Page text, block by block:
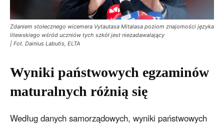
Zdaniem stołecznego wicemera Vytautasa Mitalasa poziom znajomości języka
litewskiego wśród uczniów tych szkół jest niezadawalający
| Fot. Dainius Labutis, ELTA
Wyniki państwowych egzaminów
maturalnych różnią się
Według danych samorządowych, wyniki państwowych